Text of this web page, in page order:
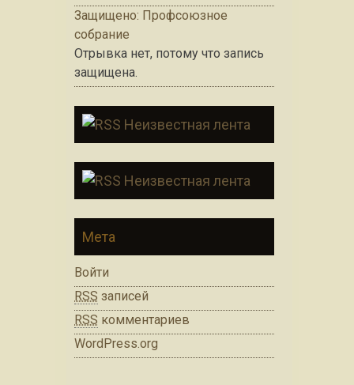
Защищено: Профсоюзное
собрание
Отрывка нет, потому что запись
защищена.
Неизвестная лента
Неизвестная лента
Мета
Войти
RSS записей
RSS комментариев
WordPress.org